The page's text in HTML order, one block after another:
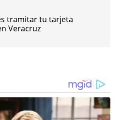
tramitar tu tarjeta
Veracruz